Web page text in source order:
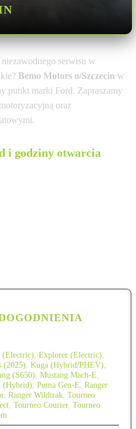
serwisu w
Bemo Motors o/Szczecin w
punkt marki Ford. Zapraszamy
oraz
i godziny otwarcia
(Electric) Explorer (Electric)
(2025) Kuga (Hybrid/PHEV)
(S650) Mustang Mach-E
(Hybrid) Puma Gen-E Ranger
, Ranger Wildtrak Tourneo
Tourneo Courier, Tourneo